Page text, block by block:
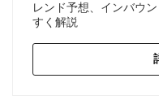
レンド予想、インバウ
すく解説